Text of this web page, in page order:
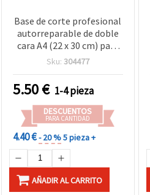
Base de corte profesional
autorreparable de doble
cara A4 (22 x 30 cm) para
manualidades
Sku: 304477
5.50€ 1-4 pieza
DESCUENTOS
PARA CANTIDAD
4.40 €- 20 %5 pieza +
AÑADIR AL CARRITO